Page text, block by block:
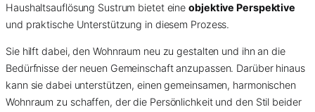
Haushaltsauflösung Sustrum bietet eineobjektive Perspektive
und praktische Unterstützung in diesem Prozess.
Sie hilft dabei, den Wohnraum neu zu gestalten und ihn an die
Bedürfnisse der neuen Gemeinschaft anzupassen. Darüber hinaus
kann sie dabei unterstützen, einen gemeinsamen, harmonischen
Wohnraum zu schaffen, der die Persönlichkeit und den Stil beider